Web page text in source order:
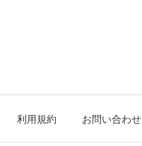
利用規約 お問い合わせ